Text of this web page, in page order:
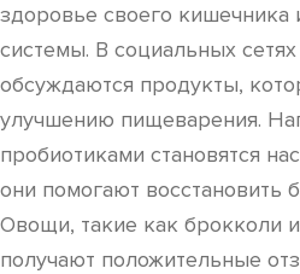
здоровье своего кишечника
системы. В социальных
обсуждаются продукты,
улучшению пищеварения.
пробиотиками становятся
они помогают восстановить
Овощи, такие как брокколи
получают положительные